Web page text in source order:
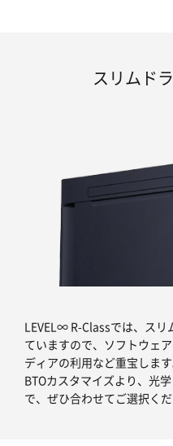
スリムド
LEVEL∞ R-Classでは、スリ
ていますので、ソフトウェ
ディアの利用など重宝します
BTOカスタマイズより、光
で、ぜひ合わせてご選択くだ